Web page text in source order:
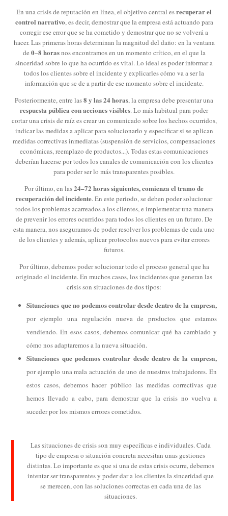
En una crisis de reputación en línea, el objetivo central esrecuperar el
control narrativo, es decir, demostrar que la empresa está actuando para
corregir ese error que se ha cometido y demostrar que no se volverá a
hacer. Las primeras horas determinan la magnitud del daño: en la ventana
de 0–8 horasnos encontramos en un momento crítico, en el que la
sinceridad sobre lo que ha ocurrido es vital. Lo ideal es poder informar a
todos los clientes sobre el incidente y explicarles cómo va a ser la
información que se de a partir de ese momento sobre el incidente.
Posteriormente, entre las8 y las 24 horas, la empresa debe presentar una
respuesta pública con acciones visibles. Lo más habitual para poder
cortar una crisis de raíz es crear un comunicado sobre los hechos ocurridos,
indicar las medidas a aplicar para solucionarlo y especificar si se aplican
medidas correctivas inmediatas (suspensión de servicios, compensaciones
económicas, reemplazo de productos...). Todas estas comunicaciones
deberían hacerse por todos los canales de comunicación con los clientes
para poder ser lo más transparentes posibles.
Por último, en las24–72 horas siguientes, comienza el tramo de
recuperación del incidente. En este periodo, se deben poder solucionar
todos los problemas acarreados a los clientes, e implementar una manera
de prevenir los errores ocurridos para todos los clientes en un futuro. De
esta manera, nos aseguramos de poder resolver los problemas de cada uno
de los clientes y además, aplicar protocolos nuevos para evitar errores
futuros.
Por último, debemos poder solucionar todo el proceso general que ha
originado el incidente. En muchos casos, los incidentes que generan las
crisis son situaciones de dos tipos:
Situaciones que no podemos controlar desde dentro de la empresa,
por ejemplo una regulación nueva de productos que estamos
vendiendo. En esos casos, debemos comunicar qué ha cambiado y
cómo nos adaptaremos a la nueva situación.
Situaciones que podemos controlar desde dentro de la empresa,
por ejemplo una mala actuación de uno de nuestros trabajadores. En
estos casos, debemos hacer público las medidas correctivas que
hemos llevado a cabo, para demostrar que la crisis no vuelva a
suceder por los mismos errores cometidos.
Las situaciones de crisis son muy específicas e individuales. Cada
tipo de empresa o situación concreta necesitan unas gestiones
distintas. Lo importante es que si una de estas crisis ocurre, debemos
intentar ser transparentes y poder dar a los clientes la sinceridad que
se merecen, con las soluciones correctas en cada una de las
situaciones.